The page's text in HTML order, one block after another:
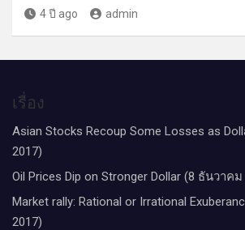
4 ปี ago admin
เรื่อง
Asian Stocks Recoup Some Losses as
2017)
Oil Prices Dip on Stronger Dollar (8 ธันวาคม
Market rally: Rational or Irrational
2017)